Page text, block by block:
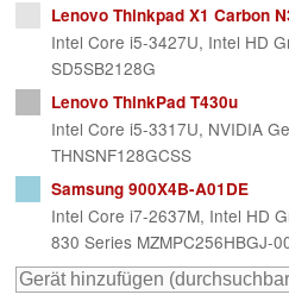
Lenovo Thinkpad X1 Carbon
Intel Core i5-3427U, Intel HD
SD5SB2128G
Lenovo ThinkPad T430u
Intel Core i5-3317U, NVIDIA
THNSNF128GCSS
Samsung 900X4B-A01DE
Intel Core i7-2637M, Intel HD
830 Series MZMPC256HBGJ-